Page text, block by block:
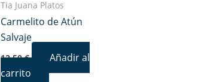
Tia Juana Platos
Carmelito de Atún
Salvaje
12,50€
Añadir al
carrito